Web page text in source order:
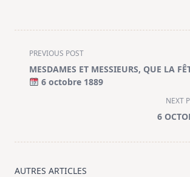
<span
class="nav-
subtitle
PREVIOUS POST
MESDAMES ET MESSIEURS, QUE LA
6 octobre 1889
NEXT
6
AUTRES ARTICLES